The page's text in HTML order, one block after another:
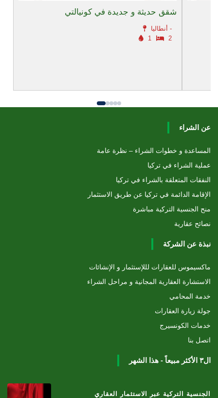
شقق حديثة و جديدة في كونيالتي
أنطاليا -
2
1
عن الشراء
المساعدة و خطوات الشراء – نظرة عامة
عملية الشراء في تركيا
النفقات المتعلقة بالشراء في تركيا
الإقامة الدائمة في تركيا عن طريق الاستثمار
منح الجنسية التركية مباشرة
نصائح عقارية
نبذة عن الشركة
ماكسيموس للعقارات لللإستثمار و الإنشائات
الاستشارة العقارية المجانية و مراحل الشراء
خدمة المحامي
جولة زيارة العقارات
خدمات الكونسيرج
اتصل بنا
ال٣ الأكثر مبيعاً - هذا الشهر
الجنسية التركية عبر الاستثمار العقاري